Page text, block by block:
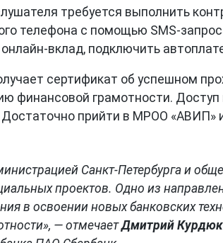
требуется выполнить
телефона с помощью SMS-
вклад, подключить
сертификат об успешном
финансовой грамотности. Доступ
прийти в МРОО «АВИП»
Санкт-Петербурга и
проектов. Одно из
в освоении новых банковских
— отмечаетДмитрий